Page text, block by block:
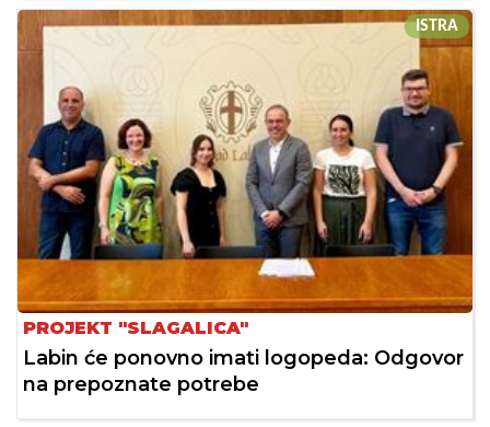
ISTRA
PROJEKT "SLAGALICA"
Labin će ponovno imati logopeda: Odgovor
na prepoznate potrebe